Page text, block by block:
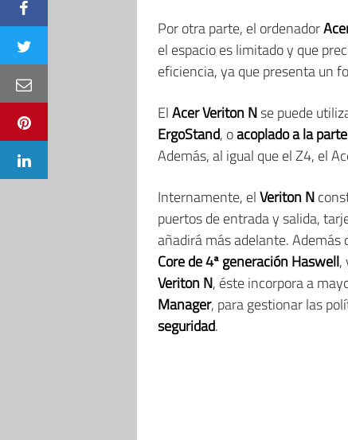
Por otra parte, el ordenador
el espacio es limitado y que
eficiencia, ya que presenta un
ElAcer Veriton Nse puede
ErgoStand, oacoplado a la
Además, al igual que el Z4, el
Internamente, elVeriton N
puertos de entrada y salida,
añadirá más adelante. Además
Core de 4ª generación Haswell,
Veriton N, éste incorpora a
Manager, para gestionar las
seguridad.